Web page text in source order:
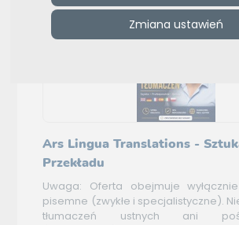
Zmiana ustawień
Ars Lingua Translations -
Przekładu
Uwaga: Oferta obejmuje
pisemne (zwykłe i specjalistyczne).
tłumaczeń ustnych ani